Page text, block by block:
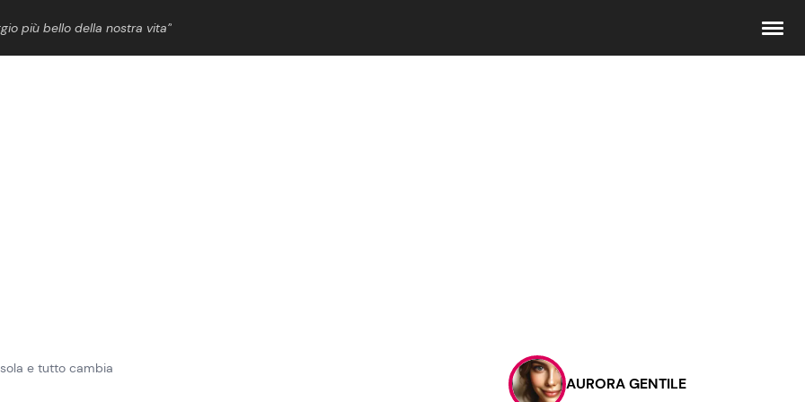
più bello della nostra vita”
Contattaci
Pubblicità
e tutto cambia
AURORA GENTILE